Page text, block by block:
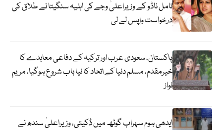
تامل ناڈو کے وزیراعلیٰ وجے کی اہلیہ سنگیتا نے طلاق کی
درخواست واپس لے لی
پاکستان، سعودی عرب اور ترکیہ کے دفاعی معاہدے کا
خیرمقدم، مسلم دنیا کے اتحاد کا نیا باب شروع ہوگیا، مریم
نواز
ایدھی ہوم سہراب گوٹھ میں ڈکیتی، وزیراعلیٰ سندھ نے